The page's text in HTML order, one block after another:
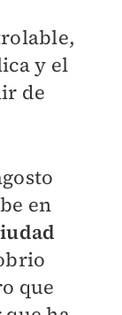
y el
de
en
que